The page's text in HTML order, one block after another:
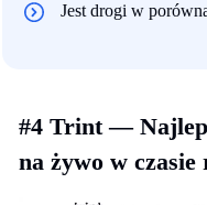
Jest drogi w
#4 Trint —
na żywo w